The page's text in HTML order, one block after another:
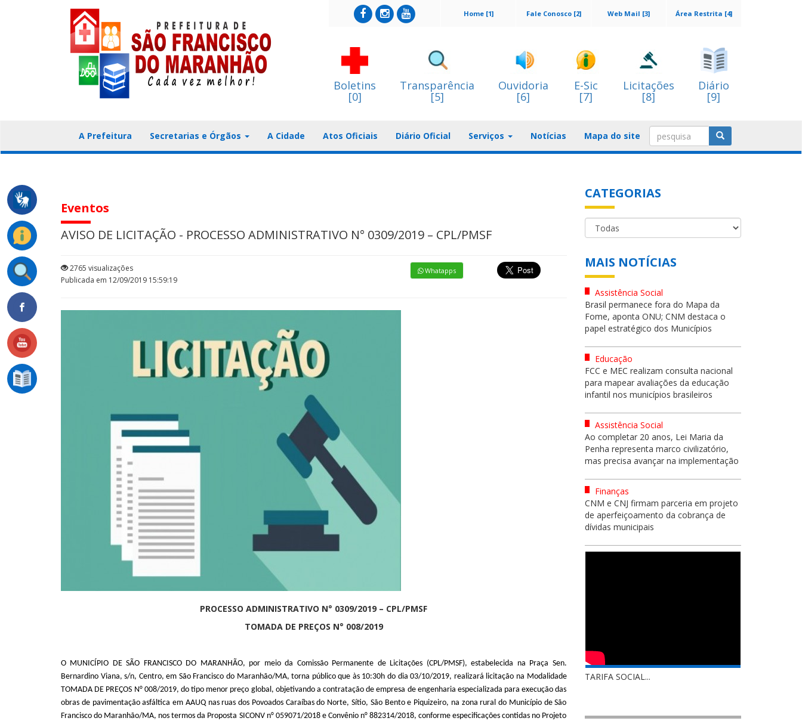
Área Restrita [4]
Web Mail [3]
Fale Conosco [2]
Home [1]
Boletins
[0]
Transparência
[5]
Ouvidoria
[6]
E-Sic
[7]
Licitações
[8]
Diário
[9]
A Prefeitura Secretarias e Órgãos A Cidade Atos Oficiais Diário Oficial Serviços Notícias Mapa do site
Eventos
AVISO DE LICITAÇÃO - PROCESSO ADMINISTRATIVO N° 0309/2019 – CPL/PMSF
2765 visualizações
Publicada em 12/09/2019 15:59:19
Whatapps
PROCESSO ADMINISTRATIVO N° 0309/2019 – CPL/PMSF
TOMADA DE PREÇOS N° 008/2019
O MUNICÍPIO DE SÃO FRANCISCO DO MARANHÃO, por meio da Comissão Permanente de Licitações (CPL/PMSF), estabelecida na Praça Sen.
Bernardino Viana, s/n, Centro, em São Francisco do Maranhão/MA, torna público que às 10:30h do dia 03/10/2019, realizará licitação na Modalidade
TOMADA DE PREÇOS N° 008/2019, do tipo menor preço global, objetivando a contratação de empresa de engenharia especializada para execução das
obras de pavimentação asfáltica em AAUQ nas ruas dos Povoados Caraíbas do Norte, Sítio, São Bento e Piquizeiro, na zona rural do Município de São
Francisco do Maranhão/MA, nos termos da Proposta SICONV n° 059071/2018 e Convênio n° 882314/2018, conforme especificações contidas no Projeto
CATEGORIAS
MAIS NOTÍCIAS
Assistência Social
Brasil permanece fora do Mapa da
Fome, aponta ONU; CNM destaca o
papel estratégico dos Municípios
Educação
FCC e MEC realizam consulta nacional
para mapear avaliações da educação
infantil nos municípios brasileiros
Assistência Social
Ao completar 20 anos, Lei Maria da
Penha representa marco civilizatório,
mas precisa avançar na implementação
Finanças
CNM e CNJ firmam parceria em projeto
de aperfeiçoamento da cobrança de
dívidas municipais
TARIFA SOCIAL...